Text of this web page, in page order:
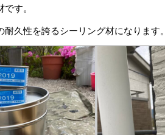
す。
久性を誇るシーリング材になります。